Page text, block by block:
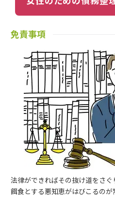
免責事項
法律ができればその抜け道をさ
餌食とする悪知恵がはびこるのが